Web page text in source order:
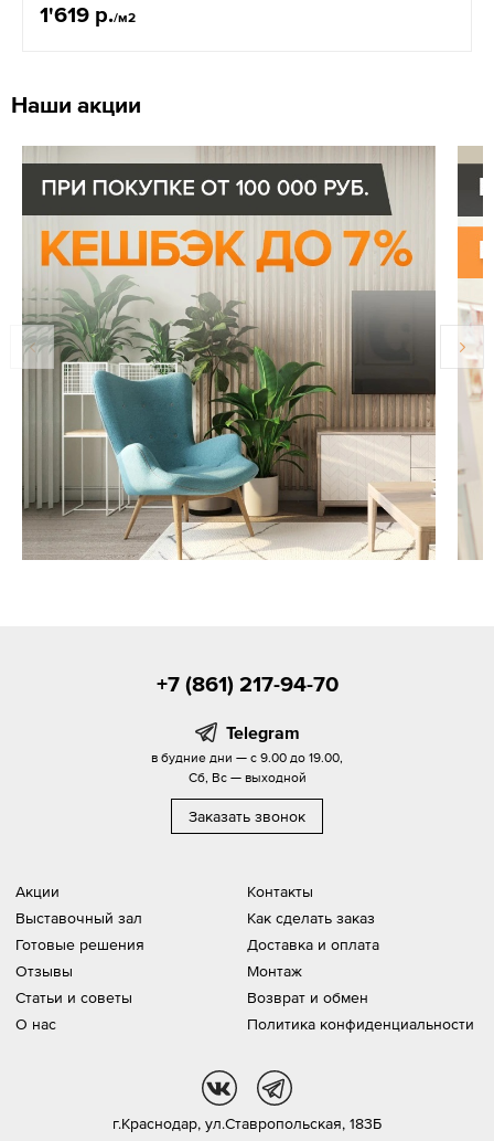
1'619 р./м2
Наши акции
Акции
Выставочный зал
Готовые решения
Отзывы
Статьи и советы
О нас
Контакты
Как сделать заказ
Доставка и оплата
Монтаж
Возврат и обмен
Политика конфиденциальности
+7 (861) 217-94-70
Telegram
в будние дни — с 9.00 до 19.00,
Сб, Вс — выходной
Заказать звонок
г.Краснодар, ул.Ставропольская, 183Б
vk